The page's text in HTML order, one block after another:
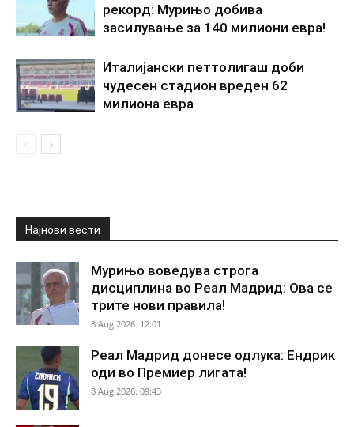
рекорд: Мурињо добива
засилување за 140 милиони евра!
Италијански петтолигаш доби
чудесен стадион вреден 62
милиона евра
Најнови вести
Мурињо воведува строга
дисциплина во Реал Мадрид: Ова се
трите нови правила!
8 Aug 2026. 12:01
Реал Мадрид донесе одлука: Ендрик
оди во Премиер лигата!
8 Aug 2026. 09:43